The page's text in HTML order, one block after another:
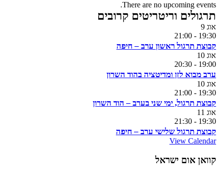
There are no upcoming events.
תרגולים וריטריטים קרובים
אוג 9
19:30
-
21:00
קבוצת תרגול ראשון ערב – חיפה
אוג 10
19:00
-
20:30
ערב מבוא לזן ומדיטציה בהוד השרון
אוג 10
19:30
-
21:00
קבוצת תרגול, ימי שני בערב – הוד השרון
אוג 11
19:30
-
21:30
קבוצת תרגול שלישי ערב – חיפה
View Calendar
קוואן אום ישראל